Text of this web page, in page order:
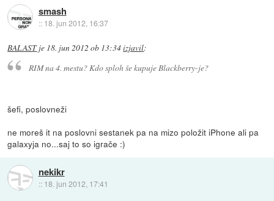
smash
:: 18. jun 2012, 16:37
BALASTje 18. jun 2012 ob 13:34izjavil:
RIM na 4. mestu? Kdo sploh še kupuje Blackberry-je?
šefi, poslovneži
ne moreš it na poslovni sestanek pa na mizo položit iPhone ali pa
galaxyja no...saj to so igrače :)
nekikr
:: 18. jun 2012, 17:41